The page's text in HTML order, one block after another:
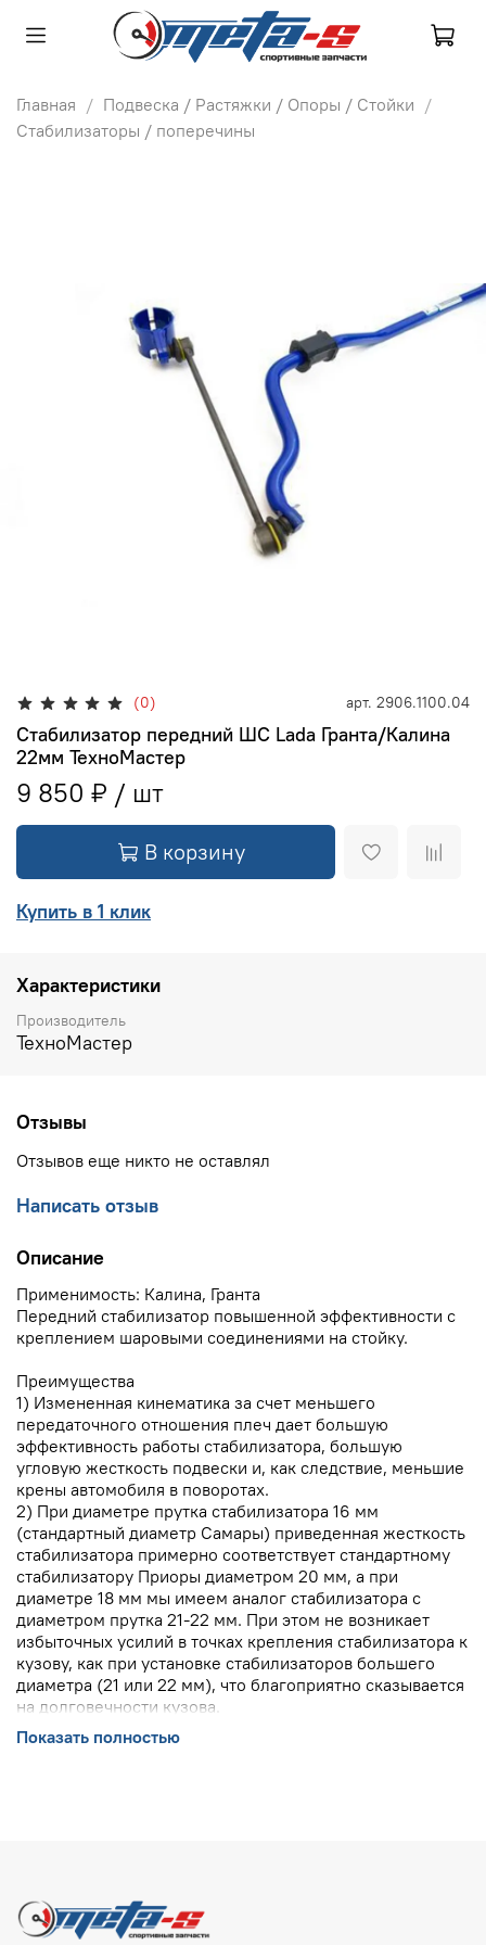
Главная
Подвеска / Растяжки / Опоры / Стойки
Стабилизаторы / поперечины
(0) арт. 2906.1100.04
Стабилизатор передний ШС Lada Гранта/Калина
22мм ТехноМастер
9 850 ₽
В корзину
Купить в 1 клик
Характеристики
Производитель
ТехноМастер
Отзывы
Отзывов еще никто не оставлял
Написать отзыв
Описание
Применимость: Калина, Гранта
Передний стабилизатор повышенной эффективности с
креплением шаровыми соединениями на стойку.
Преимущества
1) Измененная кинематика за счет меньшего
передаточного отношения плеч дает большую
эффективность работы стабилизатора, большую
угловую жесткость подвески и, как следствие, меньшие
крены автомобиля в поворотах.
2) При диаметре прутка стабилизатора 16 мм
(стандартный диаметр Самары) приведенная жесткость
стабилизатора примерно соответствует стандартному
стабилизатору Приоры диаметром 20 мм, а при
диаметре 18 мм мы имеем аналог стабилизатора с
диаметром прутка 21-22 мм. При этом не возникает
избыточных усилий в точках крепления стабилизатора к
кузову, как при установке стабилизаторов большего
диаметра (21 или 22 мм), что благоприятно сказывается
на долговечности кузова.
3) Повышается “острота руления” или точность
управления автомобилем за счет снижения “упругих”
производителей, так как он крепится за жесткий корпус
стойки.
Показать полностью